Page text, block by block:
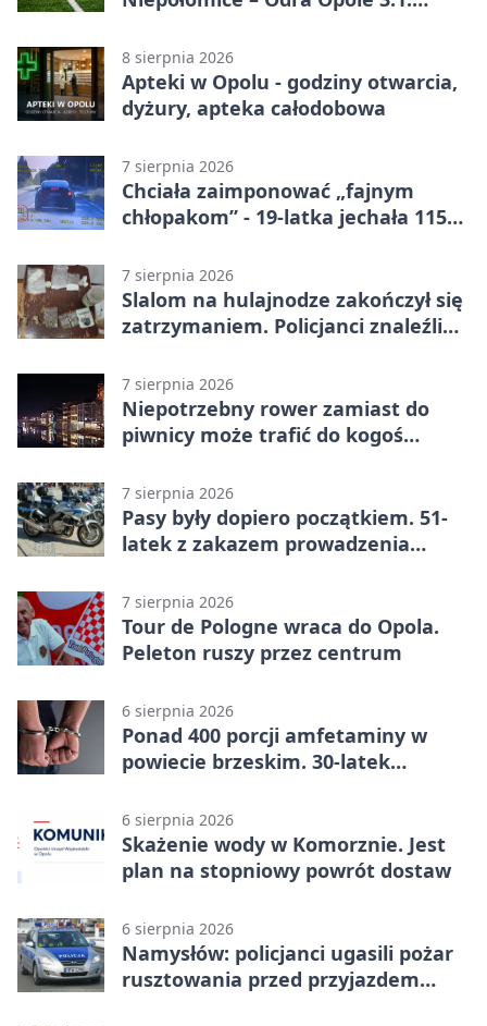
ligi
8 sierpnia 2026
Apteki w Opolu - godziny otwarcia,
dyżury, apteka całodobowa
7 sierpnia 2026
Chciała zaimponować „fajnym
chłopakom” - 19-latka jechała 115
7 sierpnia 2026
Slalom na hulajnodze zakończył się
zatrzymaniem. Policjanci znaleźli
7 sierpnia 2026
Niepotrzebny rower zamiast do
piwnicy może trafić do kogoś
7 sierpnia 2026
Pasy były dopiero początkiem. 51-
latek z zakazem prowadzenia
7 sierpnia 2026
Tour de Pologne wraca do Opola.
Peleton ruszy przez centrum
6 sierpnia 2026
Ponad 400 porcji amfetaminy w
powiecie brzeskim. 30-latek
6 sierpnia 2026
Skażenie wody w Komorznie. Jest
plan na stopniowy powrót dostaw
6 sierpnia 2026
Namysłów: policjanci ugasili pożar
rusztowania przed przyjazdem